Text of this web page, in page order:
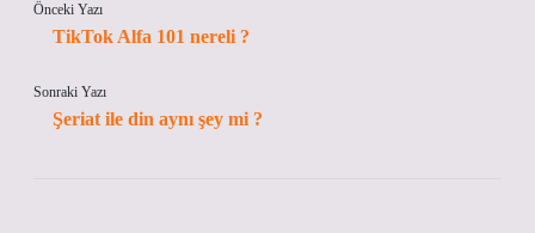
Önceki Yazı
TikTok Alfa 101 nereli ?
Sonraki Yazı
Şeriat ile din aynı şey mi ?